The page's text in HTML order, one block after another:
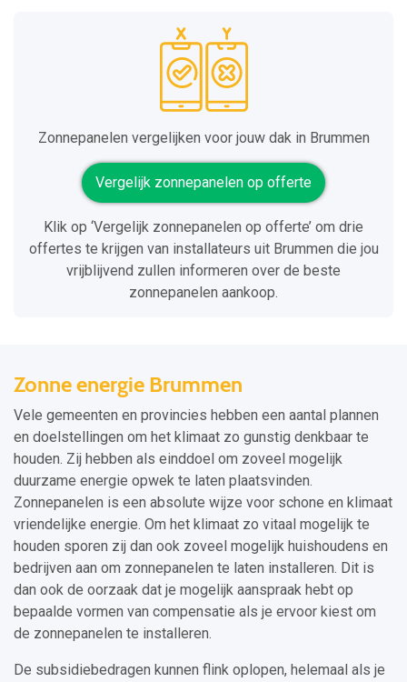
Zonnepanelen vergelijken voor jouw dak in Brummen
Vergelijk zonnepanelen op offerte
Klik op ‘Vergelijk zonnepanelen op offerte’ om drie
offertes te krijgen van installateurs uit Brummen die jou
vrijblijvend zullen informeren over de beste
zonnepanelen aankoop.
Zonne energie Brummen
Vele gemeenten en provincies hebben een aantal plannen
en doelstellingen om het klimaat zo gunstig denkbaar te
houden. Zij hebben als einddoel om zoveel mogelijk
duurzame energie opwek te laten plaatsvinden.
Zonnepanelen is een absolute wijze voor schone en klimaat
vriendelijke energie. Om het klimaat zo vitaal mogelijk te
houden sporen zij dan ook zoveel mogelijk huishoudens en
bedrijven aan om zonnepanelen te laten installeren. Dit is
dan ook de oorzaak dat je mogelijk aanspraak hebt op
bepaalde vormen van compensatie als je ervoor kiest om
de zonnepanelen te installeren.
De subsidiebedragen kunnen flink oplopen, helemaal als je